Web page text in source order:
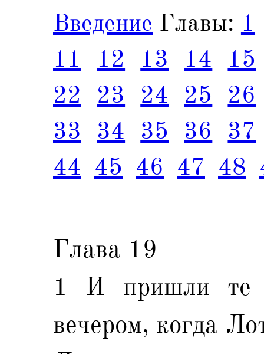
Введение Главы: 1
11
12 13 14
15
22
23 24 25
26
33
34 35 36
37
44 45 46 47 48
Глава 19
1 И пришли те
вечером, когда